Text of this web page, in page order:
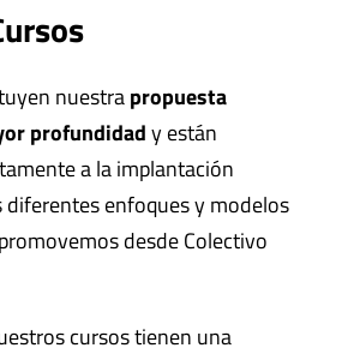
nuestrapropuesta
profundidady están
a la implantación
enfoques y modelos
desde Colectivo
cursos tienen una